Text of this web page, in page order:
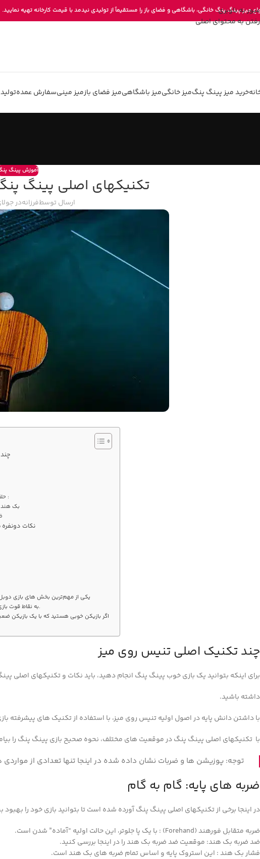
عبور به ناوبری
رفتن به محتوای اصلی
میز پینگ پنگ خانگی، باشگاهی و فضای باز را مستقیماً از تولیدی نیدمد با قیمت کارخانه تهیه نمایید.
خرید میز پینگ پنگمیز خانگیمیز باشگاهیمیز فضای بازمیز مینیسفارش عمده
آموزش پینگ
تکنیکهای اصلی پینگ
ارسال توسطفرزانهدر جولای 18,
• حلقه فورهند در برابر فشار :
بک هند
نکات دونفره
یکی از مهم‌ترین بخش‌ های بازی
به نقاط قوت بازی حریفان خود توجه کنید.
اگر بازیکن خوبی هستید که با یک بازیکن
چند تکنیک اصلی تنیس روی میز
برای اینکه بتوانید یک بازی خوب پینگ پنگ انجام دهید، باید نکات و تکنیکهای اصلی پینگ
داشته باشید.
با داشتن دانش پایه در اصول اولیه تنیس روی میز، با استفاده از تکنیک های پیشرفته
با تکنیکهای اصلی پینگ پنگ در موقعیت های مختلف، نحوه صحیح بازی پینگ پنگ را
توجه: پوزیشن‌ ها و ضربات نشان‌ داده‌ شده در اینجا تنها تعدادی از مواردی
ضربه های پایه: گام به گام
در اینجا برخی از تکنیکهای اصلی پینگ پنگ آورده شده است تا بتوانید بازی خود را بهبود
ضربه متقابل فورهند (Forehand) : با یک پا جلوتر، این حالت اولیه “آماده” شدن است.
ضد ضربه بک هند: موقعیت ضد ضربه بک هند را در اینجا بررسی کنید.
فشار بک هند : این استروک پایه و اساس تمام ضربه های بک هند است.